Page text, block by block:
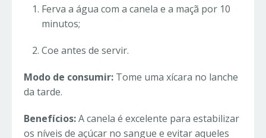
Ferva a água com a canela e a maçã por 10
minutos;
Coe antes de servir.
Modo de consumir: Tome uma xícara no lanche
da tarde.
Benefícios:A canela é excelente para estabilizar
os níveis de açúcar no sangue e evitar aqueles